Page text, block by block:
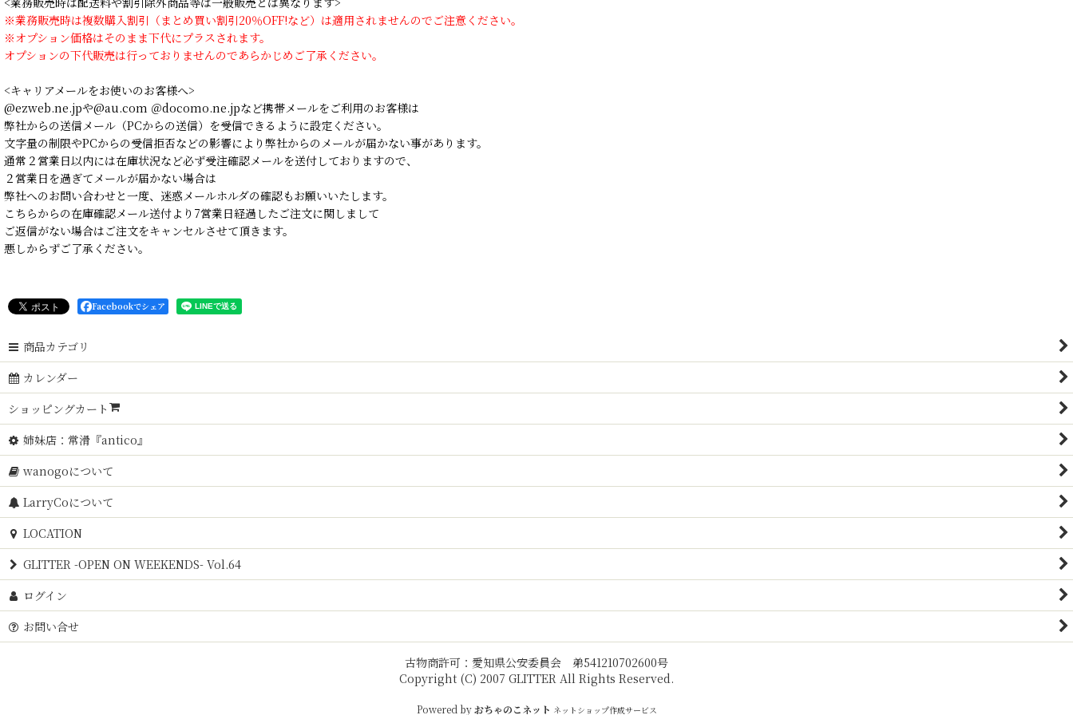
※業務販売時は複数購入割引（まとめ買い割引20％OFF!など）は適用されませんのでご注意ください。
※オプション価格はそのまま下代にプラスされます。
オプションの下代販売は行っておりませんのであらかじめご了承ください。
<キャリアメールをお使いのお客様へ>
@ezweb.ne.jpや@au.com ＠docomo.ne.jpなど携帯メールをご利用のお客様は
弊社からの送信メール（PCからの送信）を受信できるように設定ください。
文字量の制限やPCからの受信拒否などの影響により弊社からのメールが届かない事があります。
通常２営業日以内には在庫状況など必ず受注確認メールを送付しておりますので、
２営業日を過ぎてメールが届かない場合は
弊社へのお問い合わせと一度、迷惑メールホルダの確認もお願いいたします。
こちらからの在庫確認メール送付より7営業日経過したご注文に関しまして
ご返信がない場合はご注文をキャンセルさせて頂きます。
悪しからずご了承ください。
Facebookでシェア
商品カテゴリ
カレンダー
ショッピングカート
姉妹店：常滑『antico』
wanogoについて
LarryCoについて
LOCATION
GLITTER -OPEN ON WEEKENDS- Vol.64
ログイン
お問い合せ
古物商許可：愛知県公安委員会 弟541210702600号
Copyright (C) 2007 GLITTER All Rights Reserved.
Powered byおちゃのこネット ネットショップ作成サービス